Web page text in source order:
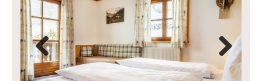
Previous Next